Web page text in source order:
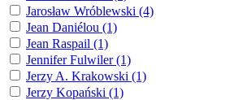
Jarosław Wróblewski (4)
Jean Daniélou (1)
Jean Raspail (1)
Jennifer Fulwiler (1)
Jerzy A. Krakowski (1)
Jerzy Kopański (1)